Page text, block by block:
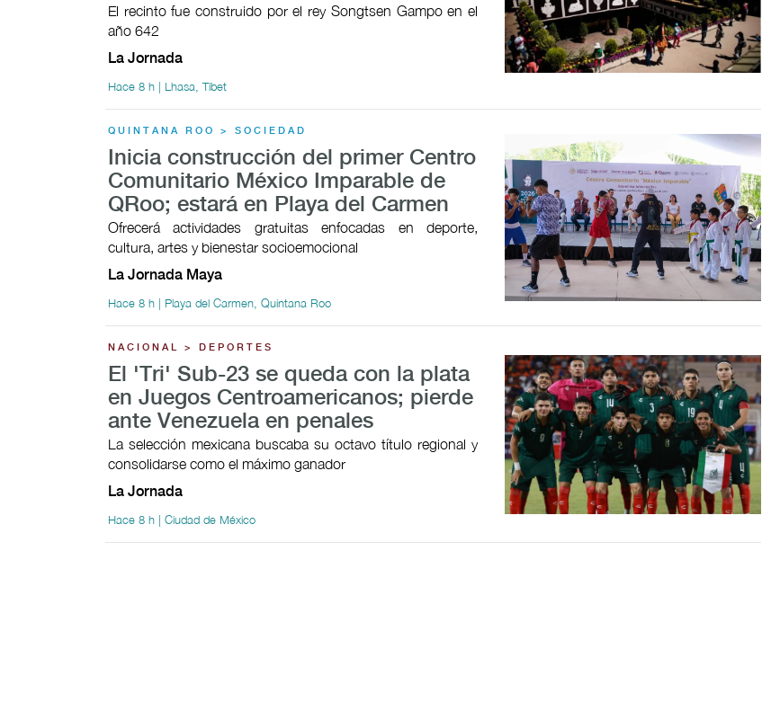
El recinto fue construido por el rey Songtsen Gampo en el
año 642
La Jornada
Hace 8 h | Lhasa, Tíbet
QUINTANA ROO > SOCIEDAD
Inicia construcción del primer Centro
Comunitario México Imparable de
QRoo; estará en Playa del Carmen
Ofrecerá actividades gratuitas enfocadas en deporte,
cultura, artes y bienestar socioemocional
La Jornada Maya
Hace 8 h | Playa del Carmen, Quintana Roo
NACIONAL > DEPORTES
El 'Tri' Sub-23 se queda con la plata
en Juegos Centroamericanos; pierde
ante Venezuela en penales
La selección mexicana buscaba su octavo título regional y
consolidarse como el máximo ganador
La Jornada
Hace 8 h | Ciudad de México